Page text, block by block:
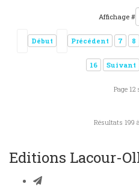
Affichage #
Début Précédent 7 8
16 Suivant
Page 12
Résultats 199
Editions Lacour-